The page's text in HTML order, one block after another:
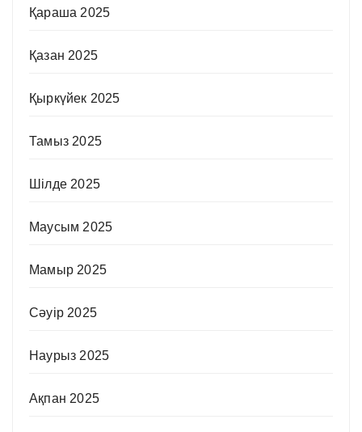
Қараша 2025
Қазан 2025
Қыркүйек 2025
Тамыз 2025
Шілде 2025
Маусым 2025
Мамыр 2025
Сәуір 2025
Наурыз 2025
Ақпан 2025